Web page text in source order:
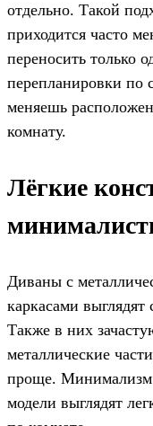
отдельно. Такой
приходится часто
переносить только
перепланировки по
меняешь
комнату.
Лёгкие
Диваны с
каркасами
Также в них
металлические
проще. Минимализм
модели выглядят